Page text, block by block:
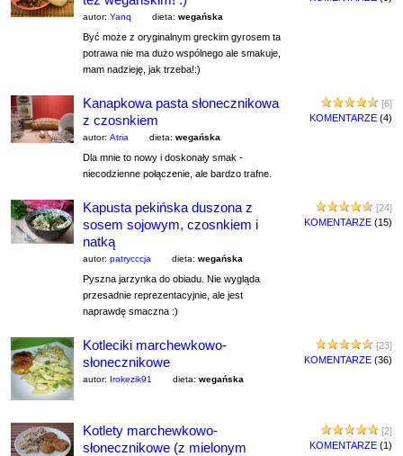
autor: Yanq dieta: wegańska
Być może z oryginalnym greckim gyrosem ta
potrawa nie ma dużo wspólnego ale smakuje,
mam nadzieję, jak trzeba!:)
[6]
KOMENTARZE (4)
Kanapkowa pasta słonecznikowa
z czosnkiem
autor: Atria dieta: wegańska
Dla mnie to nowy i doskonały smak -
niecodzienne połączenie, ale bardzo trafne.
[24]
KOMENTARZE (15)
Kapusta pekińska duszona z
sosem sojowym, czosnkiem i
natką
autor: patrycccja dieta: wegańska
Pyszna jarzynka do obiadu. Nie wygląda
przesadnie reprezentacyjnie, ale jest
naprawdę smaczna :)
[23]
KOMENTARZE (36)
Kotleciki marchewkowo-
słonecznikowe
autor: Irokezik91 dieta: wegańska
[2]
KOMENTARZE (1)
Kotlety marchewkowo-
słonecznikowe (z mielonym